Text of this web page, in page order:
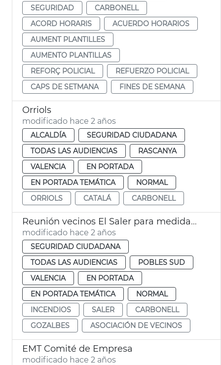
SEGURIDAD
CARBONELL
ACORD HORARIS
ACUERDO HORARIOS
AUMENT PLANTILLES
AUMENTO PLANTILLAS
REFORÇ POLICIAL
REFUERZO POLICIAL
CAPS DE SETMANA
FINES DE SEMANA
Orriols
modificado hace 2 años
ALCALDÍA
SEGURIDAD CIUDADANA
TODAS LAS AUDIENCIAS
RASCANYA
VALENCIA
EN PORTADA
EN PORTADA TEMÁTICA
NORMAL
ORRIOLS
CATALÁ CARBONELL
Reunión vecinos El Saler para medidas anti incendio
modificado hace 2 años
SEGURIDAD CIUDADANA
TODAS LAS AUDIENCIAS
POBLES SUD
VALENCIA
EN PORTADA
EN PORTADA TEMÁTICA
NORMAL
INCENDIOS
SALER
CARBONELL
GOZALBES
ASOCIACIÓN DE VECINOS
EMT Comité de Empresa
modificado hace 2 años